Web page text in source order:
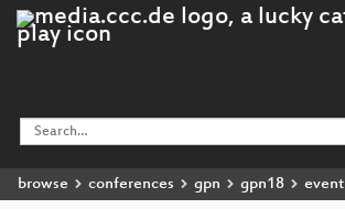
browse conferences gpn gpn18 event